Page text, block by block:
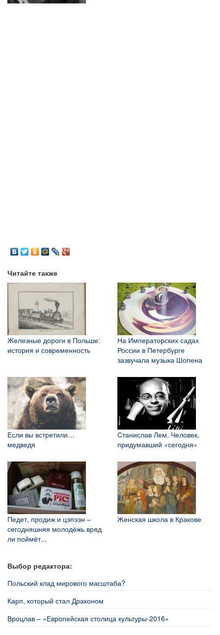
Читайте также
Железные дороги в Польше:
история и современность
На Императорских садах
России в Петербурге
зазвучала музыка Шопена
Если вы встретили…
медведя
Станислав Лем. Человек,
придумавший «сегодня»
Педет, продиж и цэпээн –
сегодняшняя молодёжь вряд
ли поймёт...
Женская школа в Кракове
Выбор редактора:
Польский клад мирового масштаба?
Карп, который стал Драконом
Вроцлав – «Европейская столица культуры-2016»